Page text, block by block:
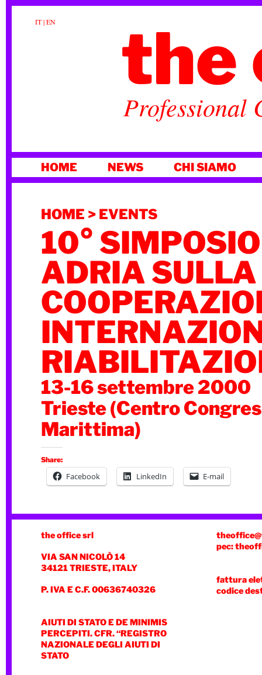
IT|EN the
Professional
AL
HOME NEWS CHI SIAMO
HOME > EVENTS
10°
ADRIA SULLA
13-16 settembre 2000
Trieste (Centro
Marittima)
Share:
Facebook LinkedIn E-mail
the office srl
VIA SAN NICOLÒ 14
34121 TRIESTE, ITALY
P. IVA E C.F. 00636740326
AIUTI DI STATO E DE MINIMIS
PERCEPITI. CFR. “REGISTRO
NAZIONALE DEGLI AIUTI DI
STATO
pec:
fattura
codice